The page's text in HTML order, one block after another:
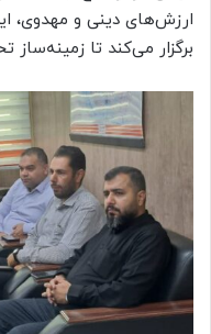
ارزش‌های دینی و مهدوی،
برگزار می‌کند تا